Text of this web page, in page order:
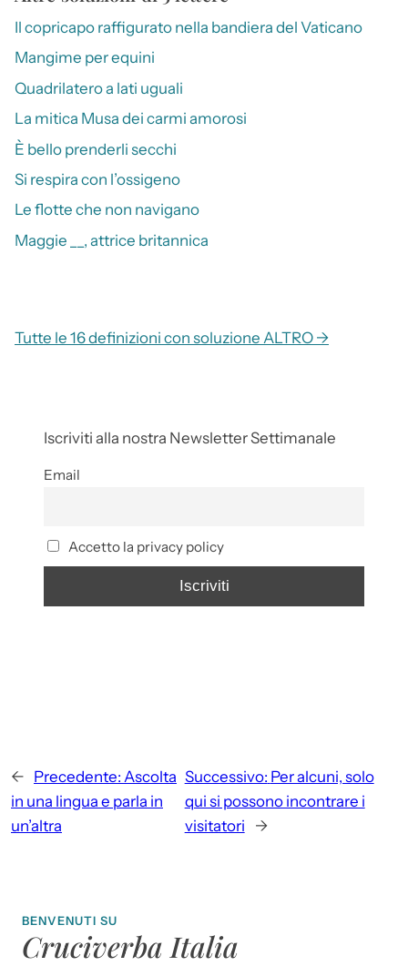
Il copricapo raffigurato nella bandiera del Vaticano
Mangime per equini
Quadrilatero a lati uguali
La mitica Musa dei carmi amorosi
È bello prenderli secchi
Si respira con l’ossigeno
Le flotte che non navigano
Maggie __, attrice britannica
Tutte le 16 definizioni con soluzione ALTRO →
Iscriviti alla nostra Newsletter Settimanale
Email
Accetto la privacy policy
← Precedente: Ascolta
in una lingua e parla in
un’altra
Successivo: Per alcuni, solo
qui si possono incontrare i
visitatori
→
BENVENUTI SU
Cruciverba Italia